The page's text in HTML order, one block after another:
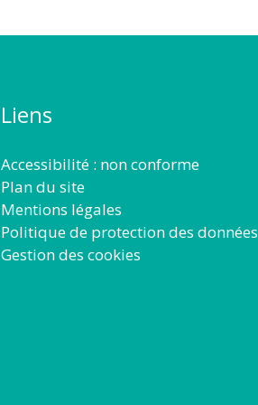
Liens
Accessibilité : non conforme
Plan du site
Mentions légales
Politique de protection des données
Gestion des cookies